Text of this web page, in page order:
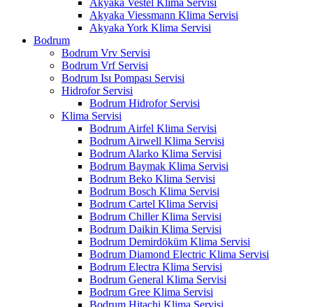
Akyaka Vestel Klima Servisi
Akyaka Viessmann Klima Servisi
Akyaka York Klima Servisi
Bodrum
Bodrum Vrv Servisi
Bodrum Vrf Servisi
Bodrum Isı Pompası Servisi
Hidrofor Servisi
Bodrum Hidrofor Servisi
Klima Servisi
Bodrum Airfel Klima Servisi
Bodrum Airwell Klima Servisi
Bodrum Alarko Klima Servisi
Bodrum Baymak Klima Servisi
Bodrum Beko Klima Servisi
Bodrum Bosch Klima Servisi
Bodrum Cartel Klima Servisi
Bodrum Chiller Klima Servisi
Bodrum Daikin Klima Servisi
Bodrum Demirdöküm Klima Servisi
Bodrum Diamond Electric Klima Servisi
Bodrum Electra Klima Servisi
Bodrum General Klima Servisi
Bodrum Gree Klima Servisi
Bodrum Hitachi Klima Servisi